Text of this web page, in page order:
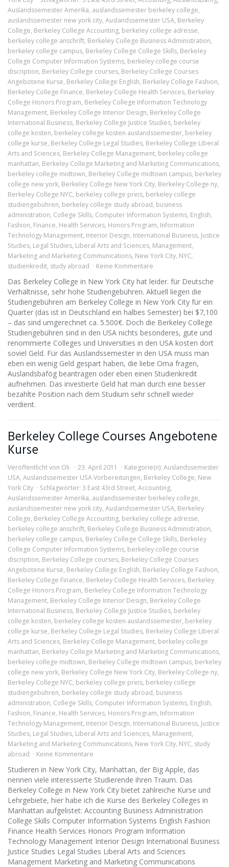
Auslandssemester Amerika, auslandssemester berkeley college,
auslandssemester new york city, Auslandssemester USA, Berkeley
College, Berkeley College Accounting, berkeley college adresse,
berkeley college anschrift, Berkeley College Business Administration,
berkeley college campus, Berkeley College College Skills, Berkeley
College Computer Information Systems, berkeley college course
discription, Berkeley College courses, Berkeley College Courses
Angebotene Kurse, Berkeley College English, Berkeley College Fashion,
Berkeley College Finance, Berkeley College Health Services, Berkeley
College Honors Program, Berkeley College Information Technology
Management, Berkeley College Interior Design, Berkeley College
International Business, Berkeley College Justice Studies, berkeley
college kosten, berkeley college kosten auslandssemester, berkeley
college kurse, Berkeley College Legal Studies, Berkeley College Liberal
Arts and Sciences, Berkeley College Management, berkeley college
manhattan, Berkeley College Marketing and Marketing Communications,
berkeley college midtown, Berkeley College midtown campus, berkeley
college new york, Berkeley College New York City, Berkeley College ny,
Berkeley College NYC, berkeley college preis, berkeley college
studiengebühren, berkeley college study abroad, business
administration, College Skills, Computer Information Systems, English,
Fashion, Finance, Health Services, Honors Program, Information
Technology Management, Interior Design, International Business, Justice
Studies, Legal Studies, Liberal Arts and Sciences, Management,
Marketing and Marketing Communications, New York City, NYC,
studienkredit, study abroad Keine Kommentare
Das Berkeley College in New York City hat leider. für Deutsche
Verhältnisse, sehr hohe Studiengebühren. Aktuell liegen die
Studiengebühren am Berkeley College in New York City für ein
Quarter (das ist in Deutschland ein halbes Semester) bei $7,100
– das sind umgerechnet ca. 5.500€. Doch die Berkeley College
Studiengebühren sind in den USA nichts besonderes, gute und
renommierte Colleges und Universities in den USA kosten dort
soviel Geld. Für das Auslandssemester in den USA muss man
eben ein wenig Geld gespart haben, die liebe Oma fragen,
Auslandsbafög beantragen oder eben einen Studienkredit
aufnehmen. Das investierte Geld hat man durch eine besser
bezahlte Position nach dem Studium sehr schnell wieder
verdient.
Berkeley College Courses Angebotene
Kurse
Veröffentlicht von Oli 23. April 2011 Kategorie(n): Auslandssemester
USA, Auslandssemester USA Vorbereitungen, Berkeley College, New
York City
Schlagwörter: 3 East 43rd Street, Accounting,
Auslandssemester Amerika, auslandssemester berkeley college,
auslandssemester new york city, Auslandssemester USA, Berkeley
College, Berkeley College Accounting, berkeley college adresse,
berkeley college anschrift, Berkeley College Business Administration,
berkeley college campus, Berkeley College College Skills, Berkeley
College Computer Information Systems, berkeley college course
discription, Berkeley College courses, Berkeley College Courses
Angebotene Kurse, Berkeley College English, Berkeley College Fashion,
Berkeley College Finance, Berkeley College Health Services, Berkeley
College Honors Program, Berkeley College Information Technology
Management, Berkeley College Interior Design, Berkeley College
International Business, Berkeley College Justice Studies, berkeley
college kosten, berkeley college kosten auslandssemester, berkeley
college kurse, Berkeley College Legal Studies, Berkeley College Liberal
Arts and Sciences, Berkeley College Management, berkeley college
manhattan, Berkeley College Marketing and Marketing Communications,
berkeley college midtown, Berkeley College midtown campus, berkeley
college new york, Berkeley College New York City, Berkeley College ny,
Berkeley College NYC, berkeley college preis, berkeley college
studiengebühren, berkeley college study abroad, business
administration, College Skills, Computer Information Systems, English,
Fashion, Finance, Health Services, Honors Program, Information
Technology Management, Interior Design, International Business, Justice
Studies, Legal Studies, Liberal Arts and Sciences, Management,
Marketing and Marketing Communications, New York City, NYC, study
abroad
Keine Kommentare
Studieren in New York City, Manhattan, der Big Apple, das
nennen viele interessierte Studierende ihren Traum. Das
Berkeley College in New York City bietet zahlreiche Kurse und
Lehrgebiete, hier habe ich die Kurse des Berkeley Colleges in
Manhattan aufgelistet: Accounting Business Administration
College Skills Computer Information Systems English Fashion
Finance Health Services Honors Program Information
Technology Management Interior Design International Business
Justice Studies Legal Studies Liberal Arts and Sciences
Management Marketing and Marketing Communications